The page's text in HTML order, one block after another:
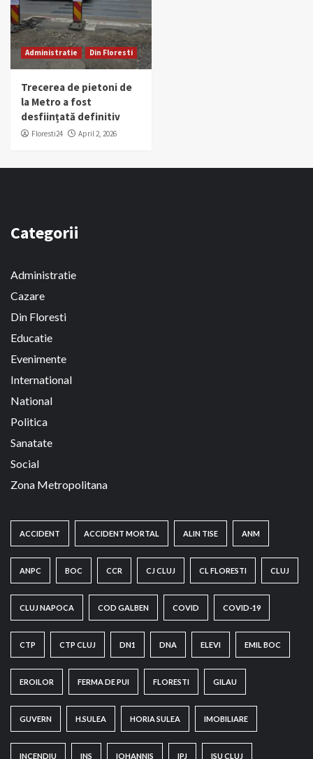
Administratie Din Floresti
Trecerea de pietoni de
la Metro a fost
desființată definitiv
Floresti24 April 2, 2026
Categorii
Administratie
Cazare
Din Floresti
Educatie
Evenimente
International
National
Politica
Sanatate
Social
Zona Metropolitana
ACCIDENT ACCIDENT MORTAL ALIN TISE ANM
ANPC BOC CCR CJ CLUJ CL FLORESTI CLUJ
CLUJ NAPOCA COD GALBEN COVID COVID-19
CTP CTP CLUJ DN1 DNA ELEVI EMIL BOC
EROILOR FERMA DE PUI FLORESTI GILAU
GUVERN H.SULEA HORIA SULEA IMOBILIARE
INCENDIU INS IOHANNIS IPJ ISU CLUJ